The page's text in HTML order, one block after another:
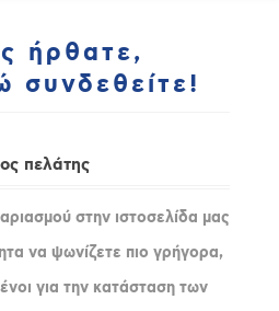
ήρθατε,
συνδεθείτε!
πελάτης
στην ιστοσελίδα μας
να ψωνίζετε πιο γρήγορα,
για την κατάσταση των